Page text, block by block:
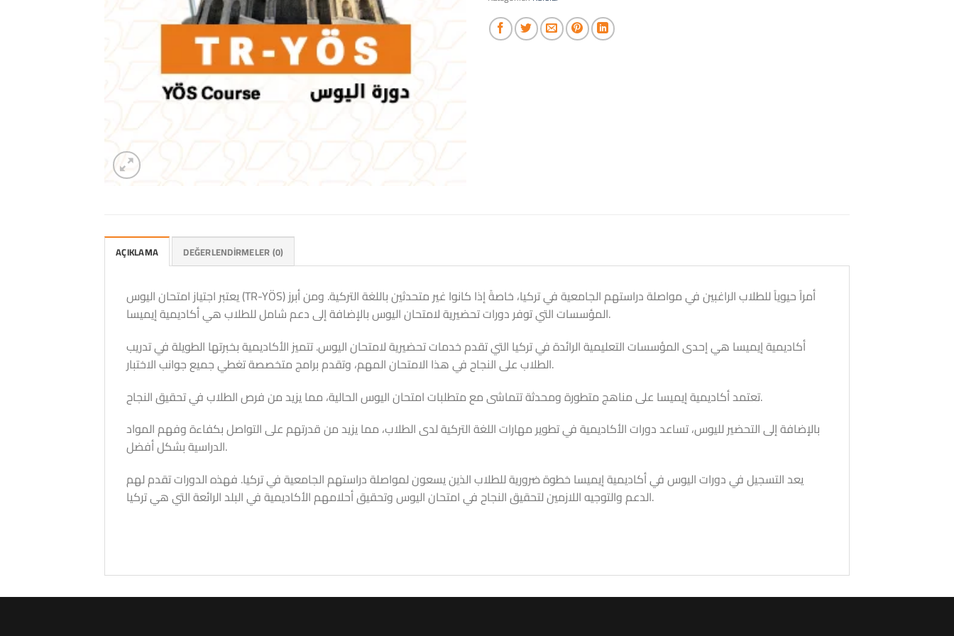
AÇIKLAMA DEĞERLENDIRMELER (0)
يعتبر اجتياز امتحان اليوس (TR-YÖS) أمراً حيوياً للطلاب الراغبين في مواصلة دراستهم الجامعية في تركيا، خاصةً إذا كانوا غير متحدثين باللغة التركية. ومن أبرز
المؤسسات التي توفر دورات تحضيرية لامتحان اليوس بالإضافة إلى دعم شامل للطلاب هي أكاديمية إيميسا.
أكاديمية إيميسا هي إحدى المؤسسات التعليمية الرائدة في تركيا التي تقدم خدمات تحضيرية لامتحان اليوس. تتميز الأكاديمية بخبرتها الطويلة في تدريب
الطلاب على النجاح في هذا الامتحان المهم، وتقدم برامج متخصصة تغطي جميع جوانب الاختبار.
تعتمد أكاديمية إيميسا على مناهج متطورة ومحدثة تتماشى مع متطلبات امتحان اليوس الحالية، مما يزيد من فرص الطلاب في تحقيق النجاح.
بالإضافة إلى التحضير لليوس، تساعد دورات الأكاديمية في تطوير مهارات اللغة التركية لدى الطلاب، مما يزيد من قدرتهم على التواصل بكفاءة وفهم المواد
الدراسية بشكل أفضل.
يعد التسجيل في دورات اليوس في أكاديمية إيميسا خطوة ضرورية للطلاب الذين يسعون لمواصلة دراستهم الجامعية في تركيا. فهذه الدورات تقدم لهم
الدعم والتوجيه اللازمين لتحقيق النجاح في امتحان اليوس وتحقيق أحلامهم الأكاديمية في البلد الرائعة التي هي تركيا.